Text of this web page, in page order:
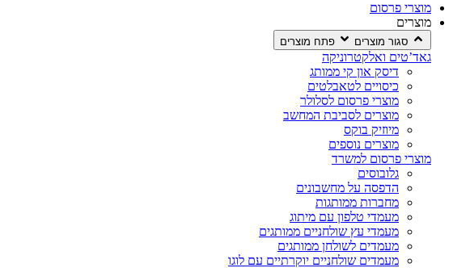
מוצרי פרסום
מוצרים
סגור מוצרים פתח מוצרים
גאד’טים ואלקטרוניקה
דיסק און קי ממותג
כיסויים לטאבלטים
מוצרי פרסום לסלולר
מוצרים לסביבת המחשב
מיוזיק בוקס
מוצרים נוספים
מוצרי פרסום למשרד
גלובוסים
הדפסה על מחשבונים
מחברות ממותגות
מעמדי טלפון עם מיתוג
מעמדי עץ שולחניים ממותגים
מעמדים לשולחן ממותגים
מעמדים שולחניים יוקרתיים עם לוגו